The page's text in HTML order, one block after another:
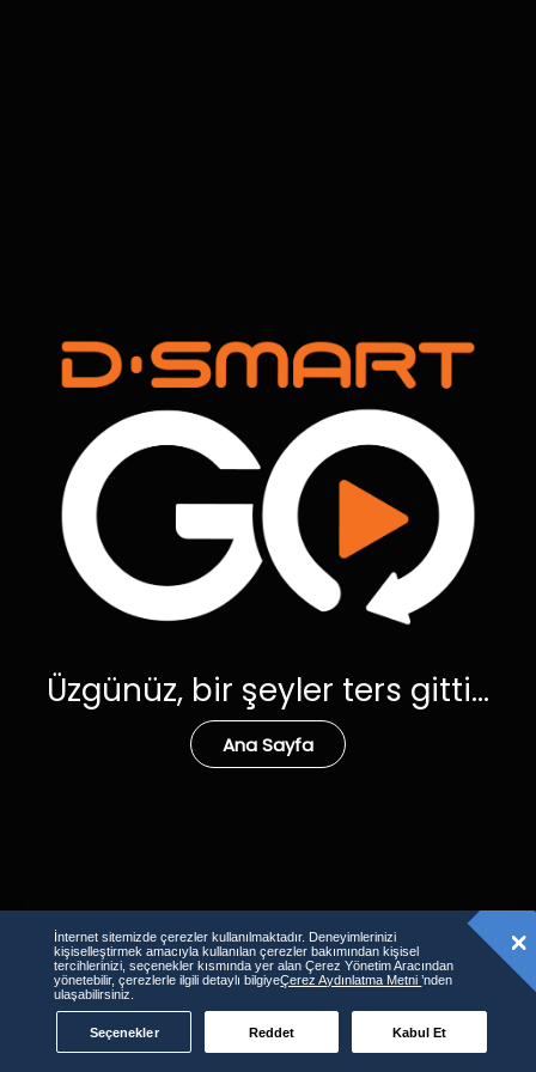
Üzgünüz, bir şeyler ters gitti...
Ana Sayfa
İnternet sitemizde çerezler kullanılmaktadır. Deneyimlerinizi
kişiselleştirmek amacıyla kullanılan çerezler bakımından kişisel
tercihlerinizi, seçenekler kısmında yer alan Çerez Yönetim Aracından
yönetebilir, çerezlerle ilgili detaylı bilgiyeÇerez Aydınlatma Metni’nden
ulaşabilirsiniz.
Seçenekler Reddet Kabul Et